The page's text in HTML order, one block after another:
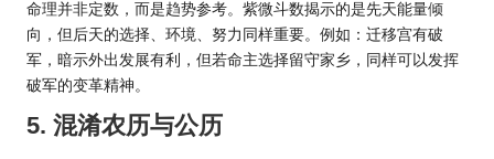
命理并非定数，而是趋势参考。紫微斗数揭示的是先天能量倾
向，但后天的选择、环境、努力同样重要。例如：迁移宫有破
军，暗示外出发展有利，但若命主选择留守家乡，同样可以发挥
破军的变革精神。
5. 混淆农历与公历